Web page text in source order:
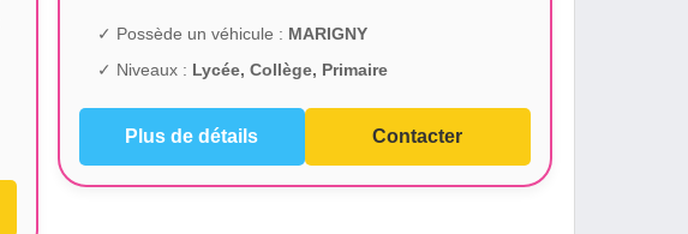
✓ Possède un véhicule : MARIGNY
✓ Niveaux : Lycée, Collège, Primaire
Plus de détails Contacter